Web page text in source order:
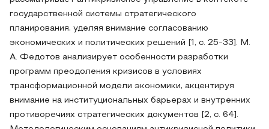
государственной системы стратегического
планирования, уделяя внимание согласованию
экономических и политических решений [1, с. 25-33]. М.
А. Федотов анализирует особенности разработки
программ преодоления кризисов в условиях
трансформационной модели экономики, акцентируя
внимание на институциональных барьерах и внутренних
противоречиях стратегических документов [2, с. 64].